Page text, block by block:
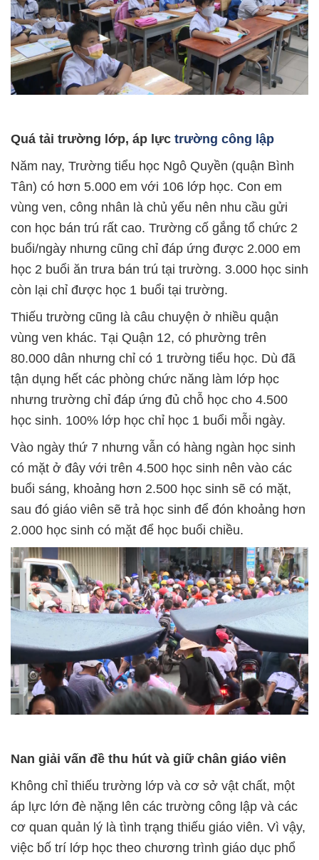
Quá tải trường lớp, áp lực trường công lập
Năm nay, Trường tiểu học Ngô Quyền (quận Bình
Tân) có hơn 5.000 em với 106 lớp học. Con em
vùng ven, công nhân là chủ yếu nên nhu cầu gửi
con học bán trú rất cao. Trường cố gắng tổ chức 2
buổi/ngày nhưng cũng chỉ đáp ứng được 2.000 em
học 2 buổi ăn trưa bán trú tại trường. 3.000 học sinh
còn lại chỉ được học 1 buổi tại trường.
Thiếu trường cũng là câu chuyện ở nhiều quận
vùng ven khác. Tại Quận 12, có phường trên
80.000 dân nhưng chỉ có 1 trường tiểu học. Dù đã
tận dụng hết các phòng chức năng làm lớp học
nhưng trường chỉ đáp ứng đủ chỗ học cho 4.500
học sinh. 100% lớp học chỉ học 1 buổi mỗi ngày.
Vào ngày thứ 7 nhưng vẫn có hàng ngàn học sinh
có mặt ở đây với trên 4.500 học sinh nên vào các
buổi sáng, khoảng hơn 2.500 học sinh sẽ có mặt,
sau đó giáo viên sẽ trả học sinh để đón khoảng hơn
2.000 học sinh có mặt để học buổi chiều.
Nan giải vấn đề thu hút và giữ chân giáo viên
Không chỉ thiếu trường lớp và cơ sở vật chất, một
áp lực lớn đè nặng lên các trường công lập và các
cơ quan quản lý là tình trạng thiếu giáo viên. Vì vậy,
việc bố trí lớp học theo chương trình giáo dục phổ